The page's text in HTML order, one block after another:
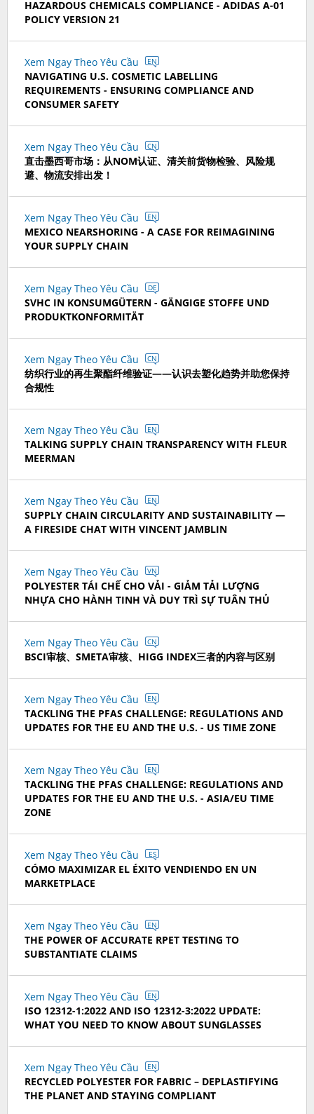
HAZARDOUS CHEMICALS COMPLIANCE - ADIDAS A-01
POLICY VERSION 21
Xem Ngay Theo Yêu Cầu EN
NAVIGATING U.S. COSMETIC LABELLING
REQUIREMENTS - ENSURING COMPLIANCE AND
CONSUMER SAFETY
Xem Ngay Theo Yêu Cầu CN
直击墨西哥市场：从NOM认证、清关前货物检验、风险规
避、物流安排出发！
Xem Ngay Theo Yêu Cầu EN
MEXICO NEARSHORING - A CASE FOR REIMAGINING
YOUR SUPPLY CHAIN
Xem Ngay Theo Yêu Cầu DE
SVHC IN KONSUMGÜTERN - GÄNGIGE STOFFE UND
PRODUKTKONFORMITÄT
Xem Ngay Theo Yêu Cầu CN
纺织行业的再生聚酯纤维验证——认识去塑化趋势并助您保持
合规性
Xem Ngay Theo Yêu Cầu EN
TALKING SUPPLY CHAIN TRANSPARENCY WITH FLEUR
MEERMAN
Xem Ngay Theo Yêu Cầu EN
SUPPLY CHAIN CIRCULARITY AND SUSTAINABILITY —
A FIRESIDE CHAT WITH VINCENT JAMBLIN
Xem Ngay Theo Yêu Cầu VN
POLYESTER TÁI CHẾ CHO VẢI - GIẢM TẢI LƯỢNG
NHỰA CHO HÀNH TINH VÀ DUY TRÌ SỰ TUÂN THỦ
Xem Ngay Theo Yêu Cầu CN
BSCI审核、SMETA审核、HIGG INDEX三者的内容与区别
Xem Ngay Theo Yêu Cầu EN
TACKLING THE PFAS CHALLENGE: REGULATIONS AND
UPDATES FOR THE EU AND THE U.S. - US TIME ZONE
Xem Ngay Theo Yêu Cầu EN
TACKLING THE PFAS CHALLENGE: REGULATIONS AND
UPDATES FOR THE EU AND THE U.S. - ASIA/EU TIME
ZONE
Xem Ngay Theo Yêu Cầu ES
CÓMO MAXIMIZAR EL ÉXITO VENDIENDO EN UN
MARKETPLACE
Xem Ngay Theo Yêu Cầu EN
THE POWER OF ACCURATE RPET TESTING TO
SUBSTANTIATE CLAIMS
Xem Ngay Theo Yêu Cầu EN
ISO 12312-1:2022 AND ISO 12312-3:2022 UPDATE:
WHAT YOU NEED TO KNOW ABOUT SUNGLASSES
Xem Ngay Theo Yêu Cầu EN
RECYCLED POLYESTER FOR FABRIC – DEPLASTIFYING
THE PLANET AND STAYING COMPLIANT